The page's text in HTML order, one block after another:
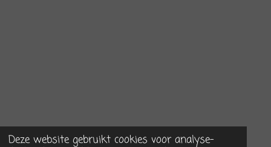
Deze website gebruikt cookies voor analyse-